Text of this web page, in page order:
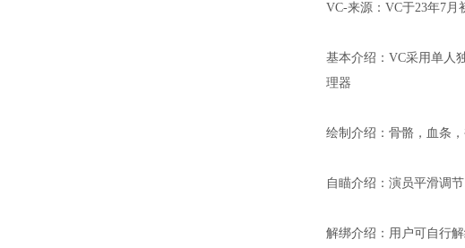
VC-来源：VC于23年7
基本介绍：VC采用单人
理器
绘制介绍：骨骼，血条
自瞄介绍：演员平滑调
解绑介绍：用户可自行